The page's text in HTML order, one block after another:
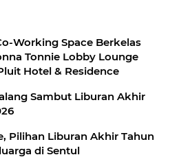
Working Space Berkelas
Tonnie Lobby Lounge
Hotel & Residence
Sambut Liburan Akhir
Pilihan Liburan Akhir Tahun
di Sentul